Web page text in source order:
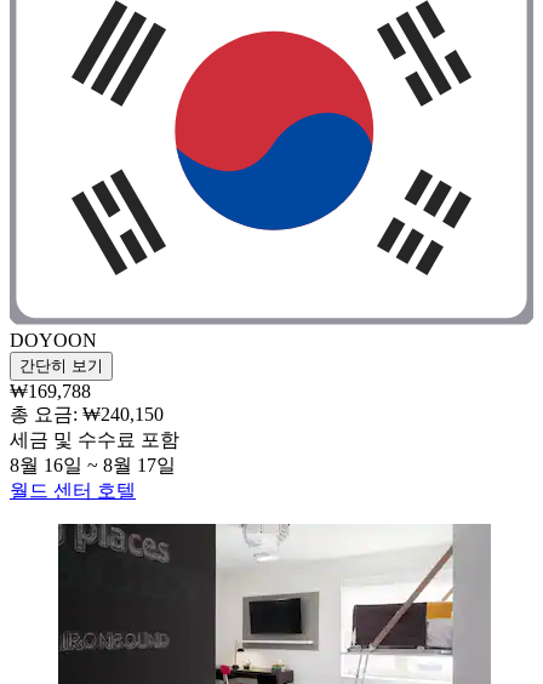
DOYOON
간단히 보기
₩169,788
총 요금: ₩240,150
세금 및 수수료 포함
8월 16일 ~ 8월 17일
월드 센터 호텔